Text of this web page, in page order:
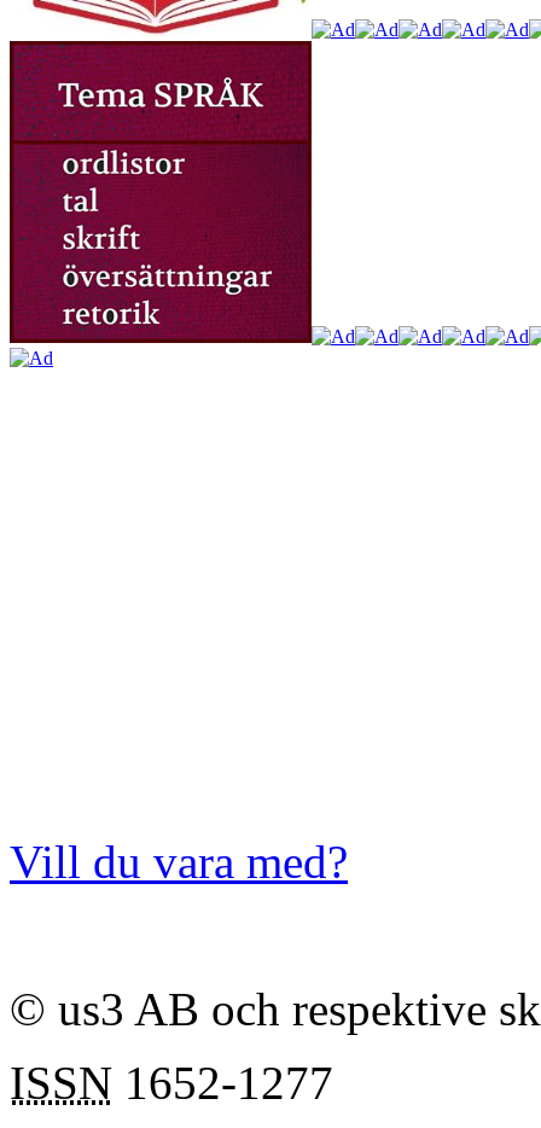
Vill du vara med?
© us3 AB och respektive
ISSN 1652-1277